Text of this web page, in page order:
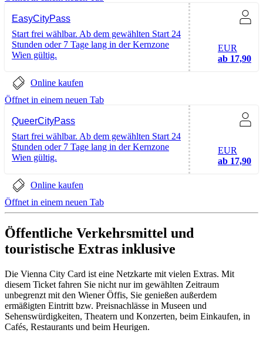
EasyCityPass
Start frei wählbar. Ab dem gewählten Start 24
Stunden oder 7 Tage lang in der Kernzone
Wien gültig.
EUR
ab 17,90
Online kaufen
Öffnet in einem neuen Tab
QueerCityPass
Start frei wählbar. Ab dem gewählten Start 24
Stunden oder 7 Tage lang in der Kernzone
Wien gültig.
EUR
ab 17,90
Online kaufen
Öffnet in einem neuen Tab
Öffentliche Verkehrsmittel und
touristische Extras inklusive
Die Vienna City Card ist eine Netzkarte mit vielen Extras. Mit
diesem Ticket fahren Sie nicht nur im gewählten Zeitraum
unbegrenzt mit den Wiener Öffis, Sie genießen außerdem
ermäßigten Eintritt bzw. Preisnachlässe in Museen und
Sehenswürdigkeiten, Theatern und Konzerten, beim Einkaufen, in
Cafés, Restaurants und beim Heurigen.